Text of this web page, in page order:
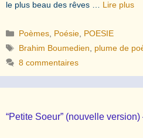
le plus beau des rêves … Lire plus
Catégories
Poèmes Poésie POESIE
Étiquettes
Brahim Boumedien plume de
8 commentaires
“Petite Soeur” (nouvelle